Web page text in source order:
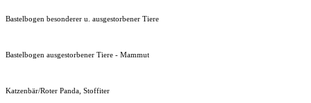
Bastelbogen besonderer u. ausgestorbener Tiere
Bastelbogen ausgestorbener Tiere - Mammut
Katzenbär/Roter Panda, Stoffiter